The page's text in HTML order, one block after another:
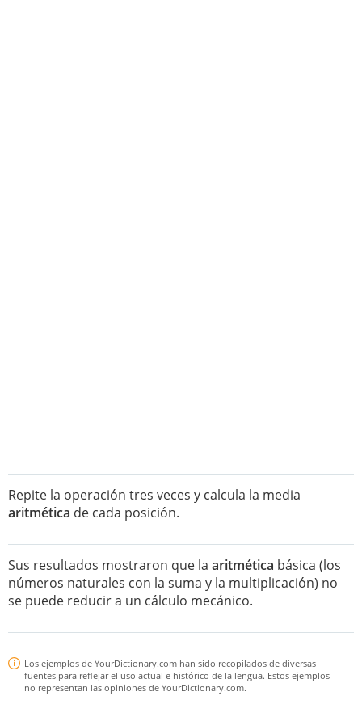
Repite la operación tres veces y calcula la media
aritmética de cada posición.
Sus resultados mostraron que la aritmética básica (los
números naturales con la suma y la multiplicación) no
se puede reducir a un cálculo mecánico.
Los ejemplos de YourDictionary.com han sido recopilados de diversas
fuentes para reflejar el uso actual e histórico de la lengua. Estos ejemplos
no representan las opiniones de YourDictionary.com.